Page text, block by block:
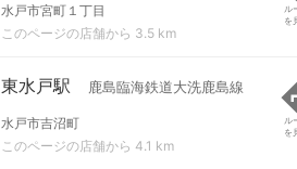
水戸市宮町１丁目
このページの店舗から 3.5 km
ル
を
東水戸駅 鹿島臨海鉄道大洗鹿島線
水戸市吉沼町
このページの店舗から 4.1 km
ル
を